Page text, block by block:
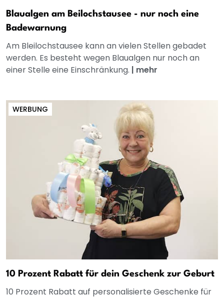
Blaualgen am Beilochstausee - nur noch eine
Badewarnung
Am Bleilochstausee kann an vielen Stellen gebadet
werden. Es besteht wegen Blaualgen nur noch an
einer Stelle eine Einschränkung. | mehr
WERBUNG
10 Prozent Rabatt für dein Geschenk zur Geburt
10 Prozent Rabatt auf personalisierte Geschenke für